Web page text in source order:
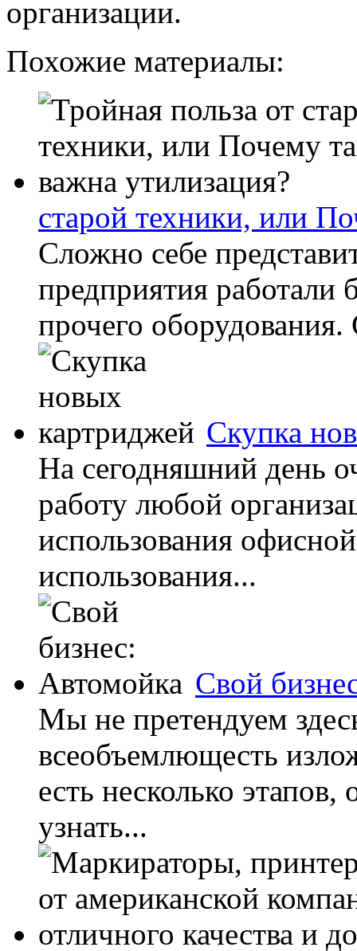
организации.
Похожие материалы:
старой техники, или
Сложно себе
предприятия работали
прочего
Скупка
На сегодняшний день
работу любой
использования
использования...
Свой
Мы не претендуем
всеобъемлющесть
есть несколько
узнать...